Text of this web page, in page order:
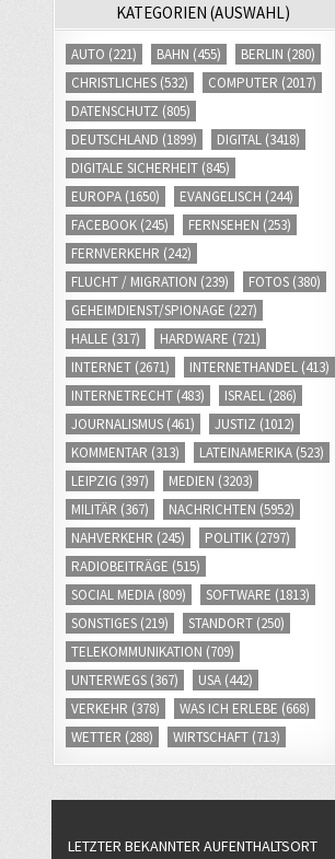
KATEGORIEN (AUSWAHL)
AUTO (221) BAHN (455) BERLIN (280)
CHRISTLICHES (532) COMPUTER (2017)
DATENSCHUTZ (805)
DEUTSCHLAND (1899) DIGITAL (3418)
DIGITALE SICHERHEIT (845)
EUROPA (1650) EVANGELISCH (244)
FACEBOOK (245) FERNSEHEN (253)
FERNVERKEHR (242)
FLUCHT / MIGRATION (239) FOTOS (380)
GEHEIMDIENST/SPIONAGE (227)
HALLE (317) HARDWARE (721)
INTERNET (2671) INTERNETHANDEL (413)
INTERNETRECHT (483) ISRAEL (286)
JOURNALISMUS (461) JUSTIZ (1012)
KOMMENTAR (313) LATEINAMERIKA (523)
LEIPZIG (397) MEDIEN (3203)
MILITÄR (367) NACHRICHTEN (5952)
NAHVERKEHR (245) POLITIK (2797)
RADIOBEITRÄGE (515)
SOCIAL MEDIA (809) SOFTWARE (1813)
SONSTIGES (219) STANDORT (250)
TELEKOMMUNIKATION (709)
UNTERWEGS (367) USA (442)
VERKEHR (378) WAS ICH ERLEBE (668)
WETTER (288) WIRTSCHAFT (713)
LETZTER BEKANNTER AUFENTHALTSORT